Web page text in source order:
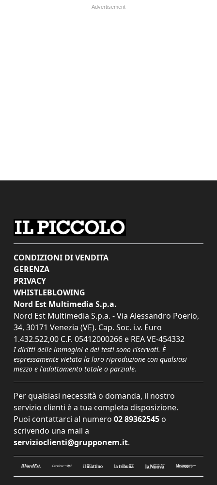
CONDIZIONI DI VENDITA
GERENZA
PRIVACY
WHISTLEBLOWING
Nord Est Multimedia S.p.a.
Nord Est Multimedia S.p.a. - Via Alessandro Poerio,
34, 30171 Venezia (VE). Cap. Soc. i.v. Euro
1.432.522,00 C.F. 05412000266 e REA VE-454332
I diritti delle immagini e dei testi sono riservati. È
espressamente vietata la loro riproduzione con qualsiasi
mezzo e l'adattamento totale o parziale.
Per qualsiasi necessità o domanda, il nostro
servizio clienti è a tua completa disposizione.
Puoi contattarci al numero 02 89362545 o
scrivendo una mail a
servizioclienti@grupponem.it.